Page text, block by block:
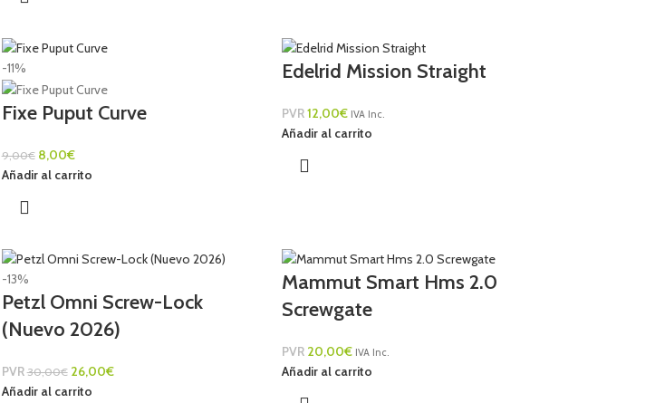
-11%
Fixe Puput Curve
9,00€ 8,00€
Añadir al carrito
Edelrid Mission Straight
PVR12,00€ IVA Inc.
Añadir al carrito
-13%
Petzl Omni Screw-Lock
(Nuevo 2026)
PVR 30,00€ 26,00€
Añadir al carrito
Mammut Smart Hms 2.0
Screwgate
PVR 20,00€ IVA Inc.
Añadir al carrito